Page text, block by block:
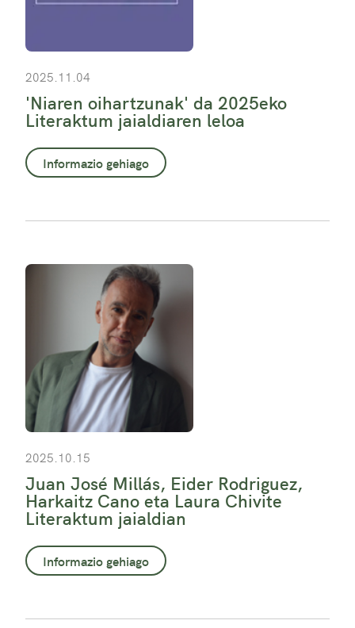
2025.11.04
'Niaren oihartzunak' da 2025eko
Literaktum jaialdiaren leloa
Informazio gehiago
2025.10.15
Juan José Millás, Eider Rodriguez,
Harkaitz Cano eta Laura Chivite
Literaktum jaialdian
Informazio gehiago